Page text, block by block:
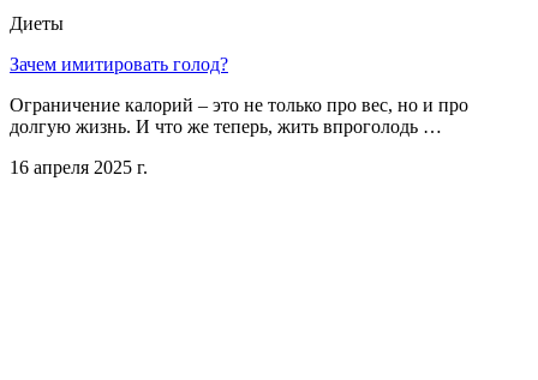
Диеты
Зачем имитировать голод?
Ограничение калорий – это не только про вес, но и про
долгую жизнь. И что же теперь, жить впроголодь …
16 апреля 2025 г.